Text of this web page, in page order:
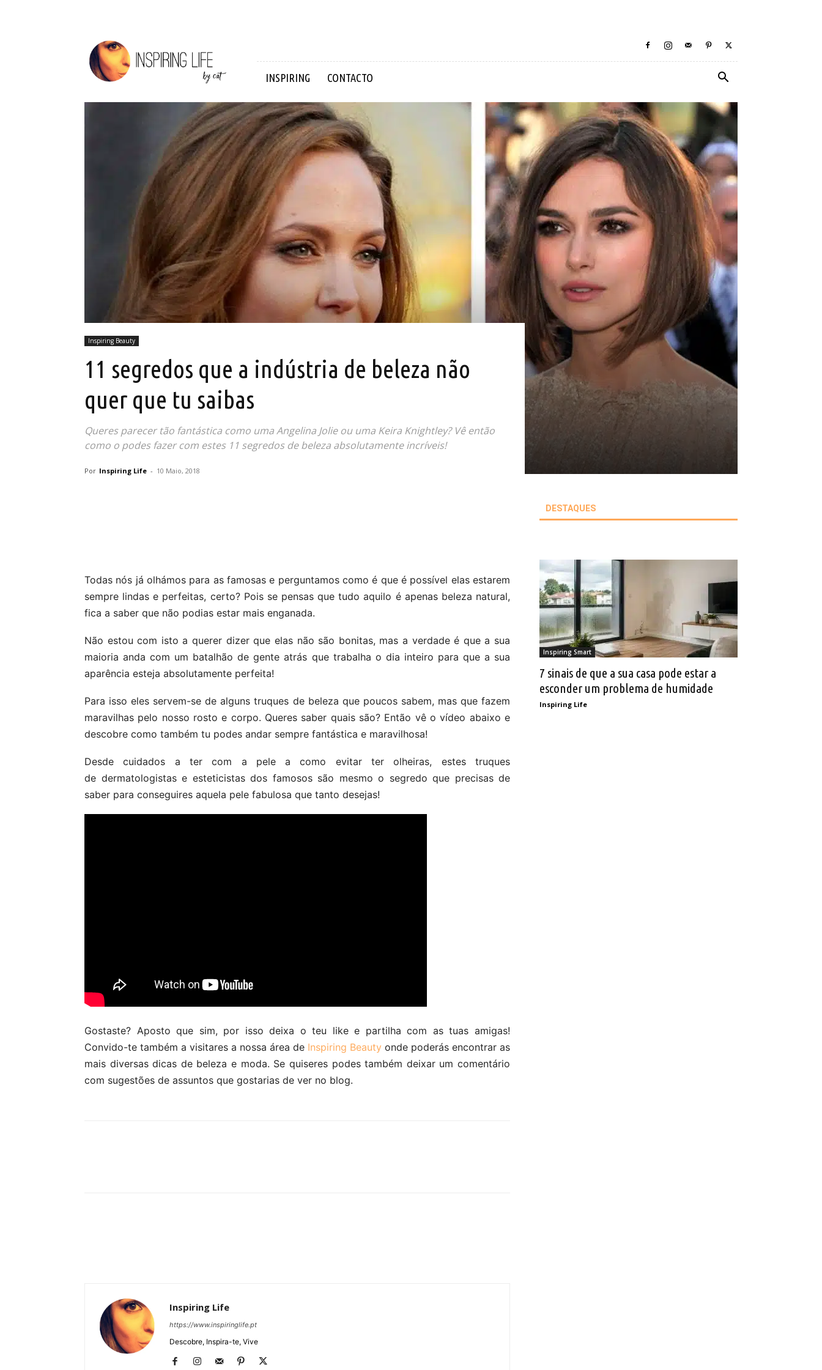
Inspiring
Life
INSPIRING CONTACTO
Inspiring Beauty
11 segredos que a indústria de beleza não
quer que tu saibas
Queres parecer tão fantástica como uma Angelina Jolie ou uma Keira Knightley? Vê então
como o podes fazer com estes 11 segredos de beleza absolutamente incríveis!
Por Inspiring Life - 10 Maio, 2018
Todas nós já olhámos para as famosas e perguntamos como é que é possível elas estarem
sempre lindas e perfeitas, certo? Pois se pensas que tudo aquilo é apenas beleza natural,
fica a saber que não podias estar mais enganada.
Não estou com isto a querer dizer que elas não são bonitas, mas a verdade é que a sua
maioria anda com um batalhão de gente atrás que trabalha o dia inteiro para que a sua
aparência esteja absolutamente perfeita!
Para isso eles servem-se de alguns truques de beleza que poucos sabem, mas que fazem
maravilhas pelo nosso rosto e corpo. Queres saber quais são? Então vê o vídeo abaixo e
descobre como também tu podes andar sempre fantástica e maravilhosa!
Desde cuidados a ter com a pele a como evitar ter olheiras, estes truques
de dermatologistas e esteticistas dos famosos são mesmo o segredo que precisas de
saber para conseguires aquela pele fabulosa que tanto desejas!
Gostaste? Aposto que sim, por isso deixa o teu like e partilha com as tuas amigas!
Convido-te também a visitares a nossa área de Inspiring Beauty onde poderás encontrar as
mais diversas dicas de beleza e moda. Se quiseres podes também deixar um comentário
com sugestões de assuntos que gostarias de ver no blog.
Inspiring Life
https://www.inspiringlife.pt
Descobre, Inspira-te, Vive
DESTAQUES
Inspiring Smart
7 sinais de que a sua casa pode estar a
esconder um problema de humidade
Inspiring Life